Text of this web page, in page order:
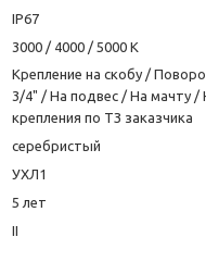
IP67
3000 / 4000 / 5000 K
Крепление на скобу /
3/4" / На подвес / На мачту /
крепления по ТЗ заказчика
серебристый
УХЛ1
5 лет
II